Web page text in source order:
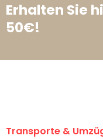
Erhalten Sie
50€!
Transporte &